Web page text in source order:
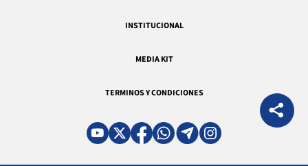
INSTITUCIONAL
MEDIA KIT
TERMINOS Y CONDICIONES